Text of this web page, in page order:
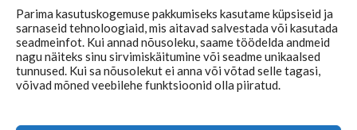
Parima kasutuskogemuse pakkumiseks kasutame küpsiseid ja
sarnaseid tehnoloogiaid, mis aitavad salvestada või kasutada
seadmeinfot. Kui annad nõusoleku, saame töödelda andmeid
nagu näiteks sinu sirvimiskäitumine või seadme unikaalsed
tunnused. Kui sa nõusolekut ei anna või võtad selle tagasi,
võivad mõned veebilehe funktsioonid olla piiratud.